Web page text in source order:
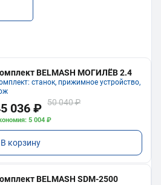
BELMASH МОГИЛЁВ 2.4
станок, прижимное устройство,
036 ₽ 50 040 ₽
5 004 ₽
В корзину
BELMASH SDM-2500